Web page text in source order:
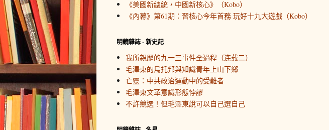
《美國新總統，中國新核心》（Kobo）
《內幕》第61期：習核心今年首務 玩好十九大遊戲（Kobo）
明鏡雜誌 - 新史記
我所親歷的九一三事件全過程（连载二）
毛澤東的烏托邦與知識青年上山下鄉
亡靈：中共政治運動中的受難者
毛澤東文革意識形態悖謬
不許競選！但毛澤東說可以自己選自己